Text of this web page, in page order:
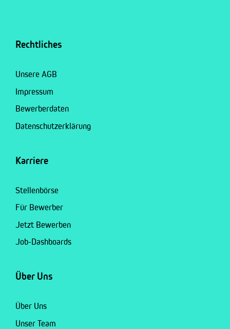
Rechtliches
Unsere AGB
Impressum
Bewerberdaten
Datenschutzerklärung
Karriere
Stellenbörse
Für Bewerber
Jetzt Bewerben
Job-Dashboards
Über Uns
Über Uns
Unser Team